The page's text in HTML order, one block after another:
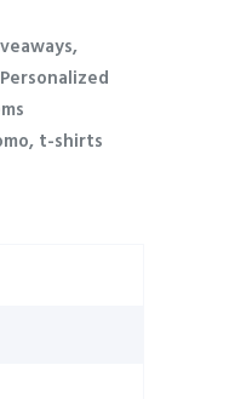
,
Personalized
, t-shirts